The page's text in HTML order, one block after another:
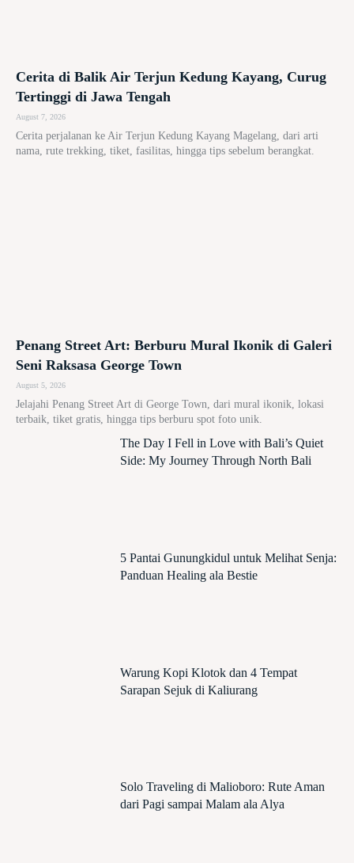
Cerita di Balik Air Terjun Kedung Kayang, Curug
Tertinggi di Jawa Tengah
August 7, 2026
Cerita perjalanan ke Air Terjun Kedung Kayang Magelang, dari arti
nama, rute trekking, tiket, fasilitas, hingga tips sebelum berangkat.
Penang Street Art: Berburu Mural Ikonik di Galeri
Seni Raksasa George Town
August 5, 2026
Jelajahi Penang Street Art di George Town, dari mural ikonik, lokasi
terbaik, tiket gratis, hingga tips berburu spot foto unik.
The Day I Fell in Love with Bali’s Quiet
Side: My Journey Through North Bali
5 Pantai Gunungkidul untuk Melihat Senja:
Panduan Healing ala Bestie
Warung Kopi Klotok dan 4 Tempat
Sarapan Sejuk di Kaliurang
Solo Traveling di Malioboro: Rute Aman
dari Pagi sampai Malam ala Alya